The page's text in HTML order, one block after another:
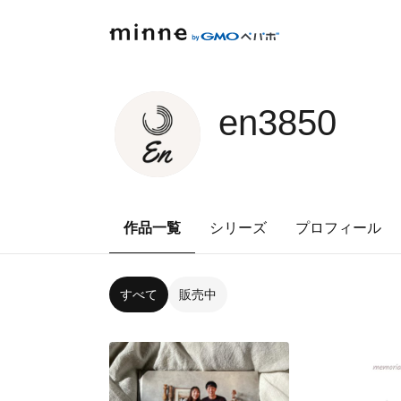
en3850
作品一覧 シリーズ プロフィール
すべて 販売中